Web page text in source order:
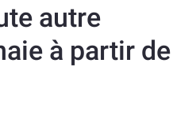
autre
à partir de